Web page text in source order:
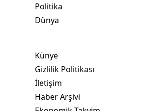
Politika
Dünya
Künye
Gizlilik Politikası
İletişim
Haber Arşivi